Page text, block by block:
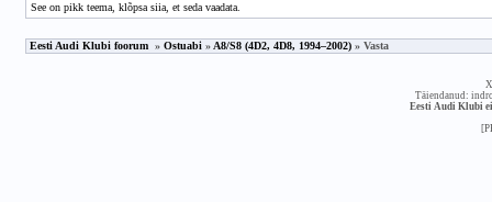
See on pikk teema, klõpsa siia, et seda vaadata.
Eesti Audi Klubi foorum» Ostuabi» A8/S8 (4D2, 4D8, 1994–2002)» Vasta
Täiendanud:
Eesti Audi Klubi